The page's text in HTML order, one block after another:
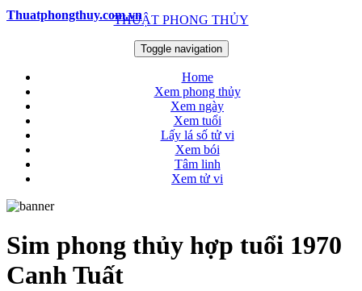
THUẬT PHONG THỦY
Thuatphongthuy.com.vn
Toggle navigation
Home
Xem phong thủy
Xem ngày
Xem tuổi
Lấy lá số tử vi
Xem bói
Tâm linh
Xem tử vi
Sim phong thủy hợp tuổi 1970
Canh Tuất